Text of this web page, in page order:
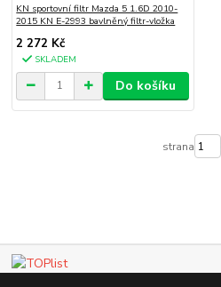
KN sportovní filtr Mazda 5 1.6D 2010-
2015 KN E-2993 bavlněný filtr-vložka
2 272 Kč
SKLADEM
Do košíku
strana